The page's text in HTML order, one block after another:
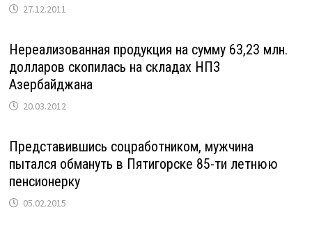
27.12.2011
Нереализованная продукция на сумму 63,23 млн.
долларов скопилась на складах НПЗ
Азербайджана
20.03.2012
Представившись соцработником, мужчина
пытался обмануть в Пятигорске 85-ти летнюю
пенсионерку
05.02.2015